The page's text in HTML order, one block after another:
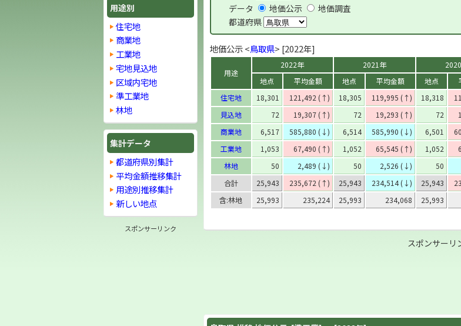
データ
地価公示
地価調査
都道府県
地価公示 <鳥取県> [2022年]
用途
2022年 2021年
地点
平均金額 地点 平均金額 地点
住宅地
18,301 121,492 (↑) 18,305 119,995 (↑) 18,318
見込地
72 19,307 (↑) 72 19,293 (↑) 72
商業地
6,517 585,880 (↓) 6,514 585,990 (↓) 6,501
工業地
1,053 67,490 (↑) 1,052 65,545 (↑) 1,052
林地
50 2,489 (↓) 50 2,526 (↓) 50
合計
25,943 235,672 (↑) 25,943 234,514 (↓) 25,943
含:林地
25,993 235,224 25,993 234,068 25,993
スポンサーリ
用途別
住宅地
商業地
工業地
宅地見込地
区域内宅地
準工業地
林地
集計データ
都道府県別集計
平均金額推移集計
用途別推移集計
新しい地点
スポンサーリンク